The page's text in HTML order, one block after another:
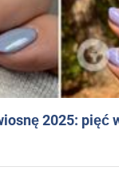
2025: pięć